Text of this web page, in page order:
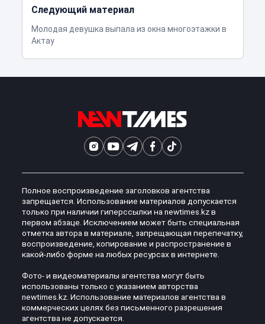
Следующий материал
Молодая девушка выпала из окна многоэтажки в
Актау
Полное воспроизведение заголовков агентства
запрещается. Использование материалов допускается
только при наличии гиперссылки на newtimes.kz в
первом абзаце. Исключением может быть специальная
отметка автора в материале, запрещающая перепечатку,
воспроизведение, копирование и распространение в
какой-либо форме на любых ресурсах в интернете.
Фото- и видеоматериалы агентства могут быть
использованы только с указанием авторства
newtimes.kz. Использование материалов агентства в
коммерческих целях без письменного разрешения
агентства не допускается.